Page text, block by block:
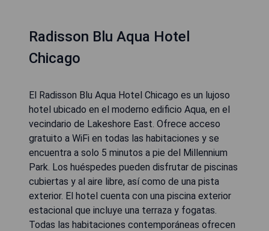
Radisson Blu Aqua Hotel
Chicago
El Radisson Blu Aqua Hotel Chicago es un lujoso
hotel ubicado en el moderno edificio Aqua, en el
vecindario de Lakeshore East. Ofrece acceso
gratuito a WiFi en todas las habitaciones y se
encuentra a solo 5 minutos a pie del Millennium
Park. Los huéspedes pueden disfrutar de piscinas
cubiertas y al aire libre, así como de una pista
exterior. El hotel cuenta con una piscina exterior
estacional que incluye una terraza y fogatas.
Todas las habitaciones contemporáneas ofrecen